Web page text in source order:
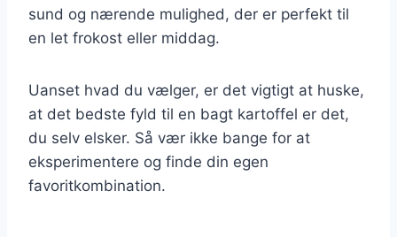
sund og nærende mulighed, der er perfekt til
en let frokost eller middag.
Uanset hvad du vælger, er det vigtigt at huske,
at det bedste fyld til en bagt kartoffel er det,
du selv elsker. Så vær ikke bange for at
eksperimentere og finde din egen
favoritkombination.